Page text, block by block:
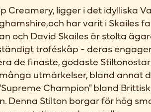
Creamery, ligger i det idylliska
har varit i Skailes
och David Skailes är stolta
troféskåp - deras
de finaste, godaste
utmärkelser, bland annat
Champion" bland
Denna Stilton borgar för hög